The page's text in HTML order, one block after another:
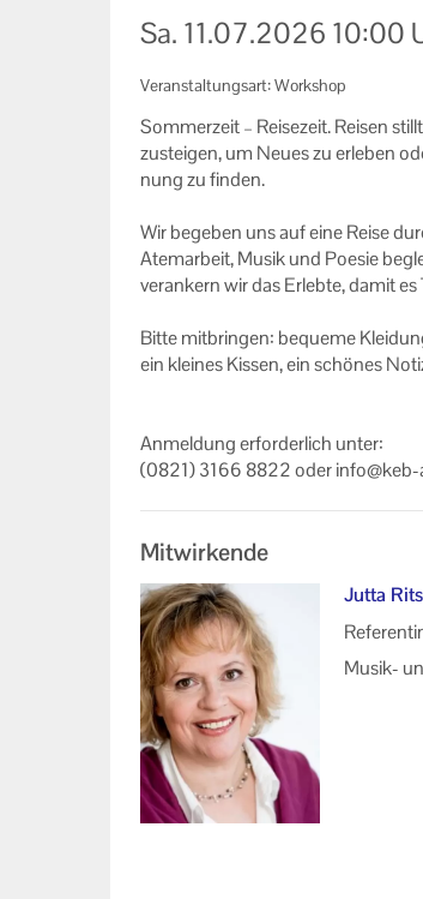
Sa. 11.07.2026 10:00
Veranstaltungsart: Workshop
Som­mer­zeit – Rei­se­zeit. Rei­sen
zu­stei­gen, um Neues zu er­le­ben
nung zu fin­den.
Wir be­ge­ben uns auf eine Reise
Atem­ar­beit, Musik und Poe­sie
ver­an­kern wir das Er­leb­te, damit
Bitte mit­brin­gen: be­que­me
ein klei­nes Kis­sen, ein schö­nes
An­mel­dung er­for­der­lich unter:
(0821) 3166 8822 oder
Mitwirkende
Jutta
Musik-
Datenschutzerklärung